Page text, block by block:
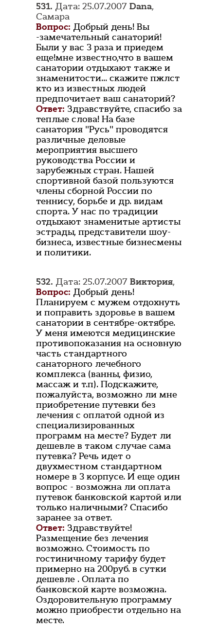
531. Дата: 25.07.2007 Dana,
Самара
Вопрос: Добрый день! Вы
-замечательный санаторий!
Были у вас 3 раза и приедем
еще!мне известно,что в вашем
санатории отдыхают также и
знаменитости... скажите пжлст
кто из известных людей
предпочитает ваш санаторий?
Ответ: Здравствуйте, спасибо за
теплые слова! На базе
санатория "Русь" проводятся
различные деловые
мероприятия высшего
руководства России и
зарубежных стран. Нашей
спортивной базой пользуются
члены сборной России по
теннису, борьбе и др. видам
спорта. У нас по традиции
отдыхают знаменитые артисты
эстрады, представители шоу-
бизнеса, известные бизнесмены
и политики.
532. Дата: 25.07.2007 Виктория,
Вопрос: Добрый день!
Планируем с мужем отдохнуть
и поправить здоровье в вашем
санатории в сентябре-октябре.
У меня имеются медицинские
противопоказания на основную
часть стандартного
санаторного лечебного
комплекса (ванны, физио,
массаж и т.п). Подскажите,
пожалуйста, возможно ли мне
приобретение путевки без
лечения с оплатой одной из
специализированных
программ на месте? Будет ли
дешевле в таком случае сама
путевка? Речь идет о
двухместном стандартном
номере в 3 корпусе. И еще один
вопрос - возможна ли оплата
путевок банковской картой или
только наличными? Спасибо
заранее за ответ.
Ответ: Здравствуйте!
Размещение без лечения
возможно. Стоимость по
гостиничному тарифу будет
примерно на 200руб. в сутки
дешевле . Оплата по
банковской карте возможна.
Оздоровительную программу
можно приобрести отдельно на
месте.